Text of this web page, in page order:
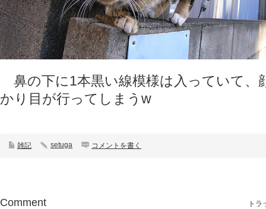
鼻の下に1本黒い線模様は入っていて、
かり目が行ってしまうw
雑記 setuga コメントを書く
Comment トラ